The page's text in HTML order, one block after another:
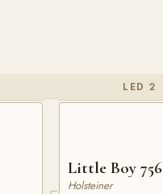
LED 2
Little Boy 756
Holsteiner